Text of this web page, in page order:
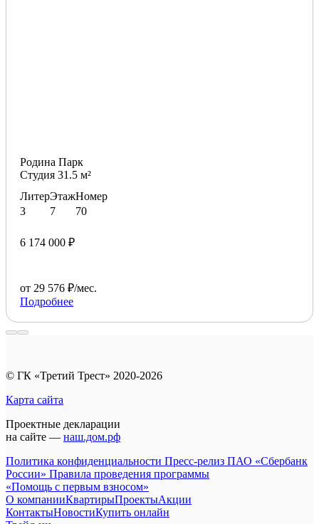
Родина Парк
Студия 31.5 м²
Литер
3
Этаж
7
Номер
70
6 174 000 ₽
от 29 576 ₽/мес.
Подробнее
© ГК «Третий Трест» 2020-2026
Карта сайта
Проектные декларации
на сайте — наш.дом.рф
Политика конфиденциальности Пресс-релиз ПАО «Сбербанк
России» Правила проведения программы
«Помощь с первым взносом»
О компанииКвартирыПроектыАкции
КонтактыНовостиКупить онлайн